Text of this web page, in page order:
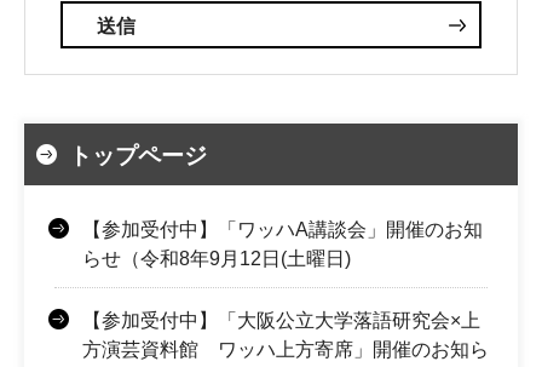
トップページ
【参加受付中】「ワッハA講談会」開催のお知
らせ（令和8年9月12日(土曜日)
【参加受付中】「大阪公立大学落語研究会×上
方演芸資料館 ワッハ上方寄席」開催のお知ら